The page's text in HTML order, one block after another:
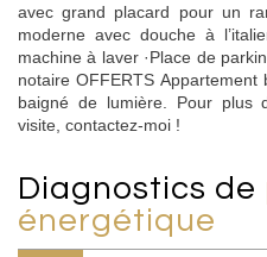
avec grand placard pour un
moderne avec douche à
machine à laver ·Place de
notaire OFFERTS
baigné de lumière. Pour plus
visite, contactez-moi !
diagnostics de
énergétique